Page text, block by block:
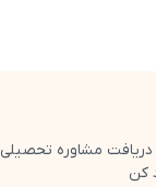
دریافت مشاوره تحصیلی
کن